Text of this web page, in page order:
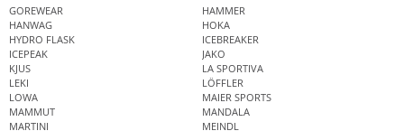
GOREWEAR
HAMMER
HANWAG
HOKA
HYDRO FLASK
ICEBREAKER
ICEPEAK
JAKO
KJUS
LA SPORTIVA
LEKI
LÖFFLER
LOWA
MAIER SPORTS
MAMMUT
MANDALA
MARTINI
MEINDL